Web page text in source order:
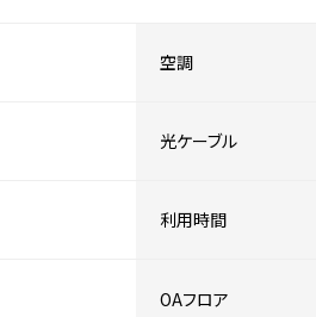
空調
光ケーブル
利用時間
OAフロア